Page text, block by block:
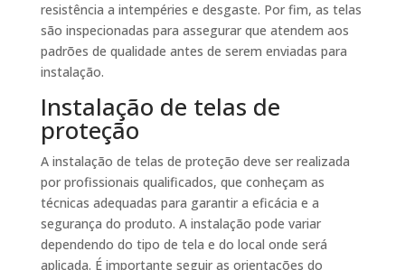
resistência a intempéries e desgaste. Por fim, as telas
são inspecionadas para assegurar que atendem aos
padrões de qualidade antes de serem enviadas para
instalação.
Instalação de telas de
proteção
A instalação de telas de proteção deve ser realizada
por profissionais qualificados, que conheçam as
técnicas adequadas para garantir a eficácia e a
segurança do produto. A instalação pode variar
dependendo do tipo de tela e do local onde será
aplicada. É importante seguir as orientações do